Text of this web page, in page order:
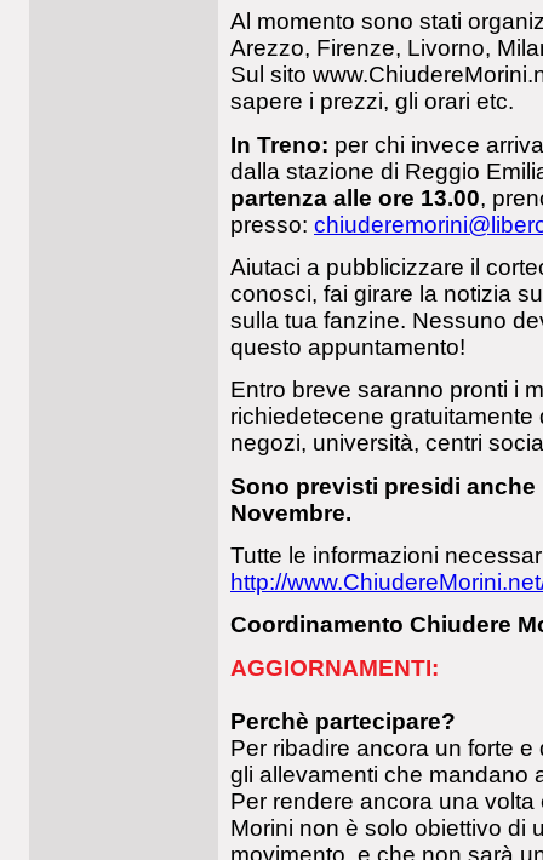
Al momento sono stati
Arezzo, Firenze, Livorno,
Sul sito
sapere i prezzi, gli orari etc.
In Treno: per chi invece
dalla stazione di Reggio
partenza alle ore 13.00,
presso:
Aiutaci a pubblicizzare il
conosci, fai girare la notizia
sulla tua fanzine. Nessuno
questo appuntamento!
Entro breve saranno pronti i
richiedetecene
negozi, università, centri
Sono previsti presidi anche
Novembre.
Tutte le informazioni
http://
Coordinamento Chiudere
AGGIORNAMENTI:
Perchè partecipare?
Per ribadire ancora un forte
gli allevamenti che mandano
Per rendere ancora una
Morini non è solo obiettivo di
movimento, e che non sarà